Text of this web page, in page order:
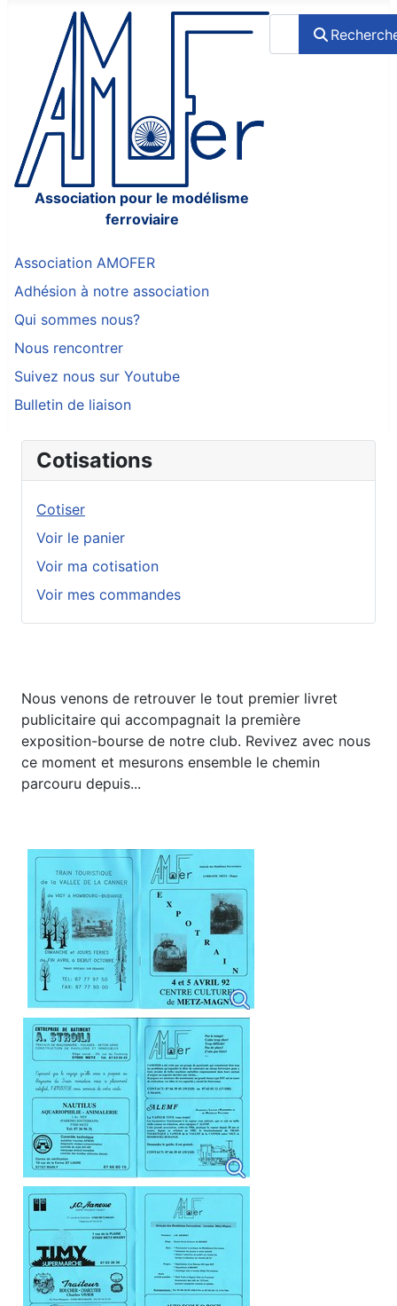
Association pour le modélisme
ferroviaire
Rechercher
Association AMOFER
Adhésion à notre association
Qui sommes nous?
Nous rencontrer
Suivez nous sur Youtube
Bulletin de liaison
Cotisations
Cotiser
Voir le panier
Voir ma cotisation
Voir mes commandes
Nous venons de retrouver le tout premier livret
publicitaire qui accompagnait la première
exposition-bourse de notre club. Revivez avec nous
ce moment et mesurons ensemble le chemin
parcouru depuis...